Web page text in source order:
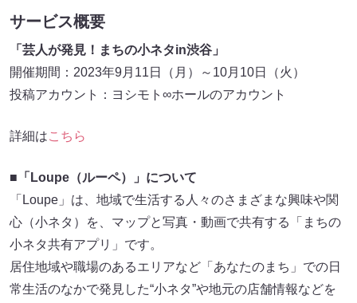
サービス概要
「芸人が発見！まちの小ネタin渋谷」
開催期間：2023年9月11日（月）～10月10日（火）
投稿アカウント：ヨシモト∞ホールのアカウント
詳細はこちら
■「Loupe（ルーペ）」について
「Loupe」は、地域で生活する人々のさまざまな興味や関
心（小ネタ）を、マップと写真・動画で共有する「まちの
小ネタ共有アプリ」です。
居住地域や職場のあるエリアなど「あなたのまち」での日
常生活のなかで発見した“小ネタ”や地元の店舗情報などを